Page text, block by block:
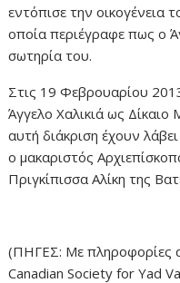
εντόπισε την οικογένεια
οποία περιέγραφε πως ο
σωτηρία του.
Στις 19 Φεβρουαρίου
Άγγελο Χαλικιά ως
αυτή διάκριση έχουν
ο μακαριστός
Πριγκίπισσα Αλίκη της
(ΠΗΓΕΣ: Με πληροφορίες
Canadian Society for Yad